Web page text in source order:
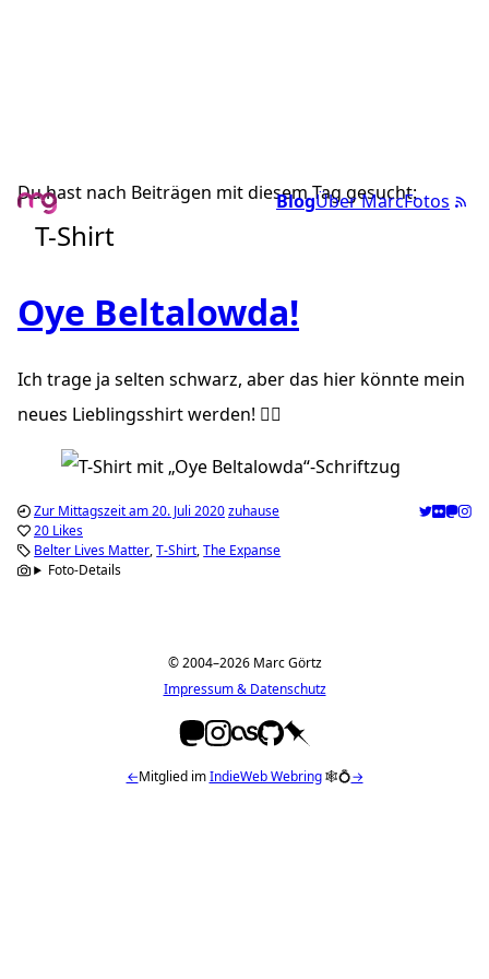
BlogÜber MarcFotos
Du hast nach Beiträgen mit diesem Tag gesucht:
T-Shirt
Oye Beltalowda!
Ich trage ja selten schwarz, aber das hier könnte mein
neues Lieblingsshirt werden! ✊🏼
Zur Mittagszeit am 20. Juli 2020zuhause
20 Likes
Belter Lives Matter T-Shirt The Expanse
Foto-Details
© 2004–2026 Marc Görtz
Impressum & Datenschutz
←Mitglied imIndieWeb Webring🕸💍→